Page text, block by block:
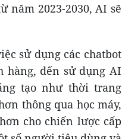
năm 2023-2030, AI sẽ
sử dụng các chatbot
hàng, đến sử dụng AI
tạo như thời trang
thông qua học máy,
cho chiến lược cấp